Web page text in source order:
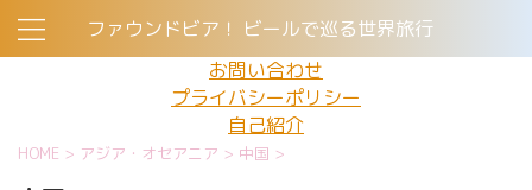
ファウンドビア！ ビールで巡る世界旅行
お問い合わせ
プライバシーポリシー
自己紹介
HOME > アジア・オセアニア > 中国 >